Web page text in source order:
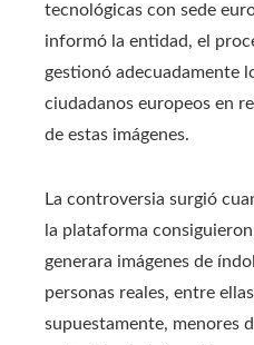
tecnológicas con sede
informó la entidad, el
gestionó adecuadamente
ciudadanos europeos en
de estas imágenes.
La controversia surgió
la plataforma
generara imágenes de
personas reales, entre
supuestamente, menores